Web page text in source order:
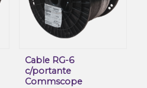
Cable RG-6
c/portante
Commscope